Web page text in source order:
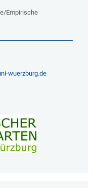
Empirische
wuerzburg.de